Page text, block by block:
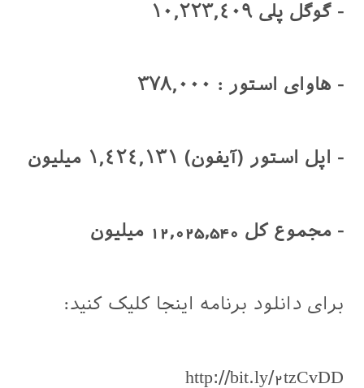
- گوگل پلی ١٠,٢٢٣,٤٠٩
- هاواى استور : ٣٧٨,٠٠٠
- اپل استور (آیفون) ١,٤٢٤,١٣١ ميليون
- مجموع كل 12,025,540 ميليون
برای دانلود برنامه اینجا کلیک کنید:
http://bit.ly/2tzCvDD